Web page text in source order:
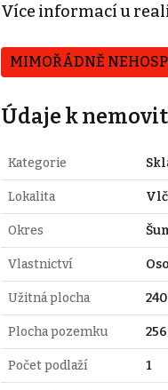
Více informací u
MIMOŘÁDNĚ
Údaje k
Kategorie
Lokalita
Okres
Vlastnictví
Užitná plocha
Plocha pozemku
Počet podlaží 1